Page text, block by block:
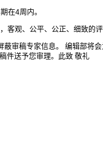
在4周内。
客观、公平、公正、细致的评
蔽审稿专家信息。 编辑部
件送予您审理。此致 敬礼